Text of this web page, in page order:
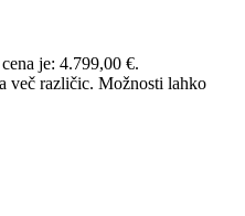
je: 4.799,00 €.
več različic. Možnosti lahko